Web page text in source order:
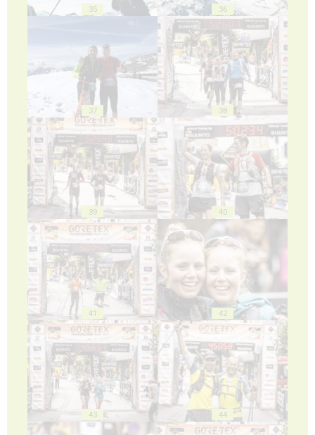
35 36
37 38
39 40
41 42
43 44